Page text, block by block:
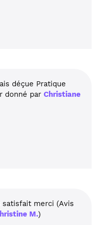
déçue Pratique
donné par Christiane
satisfait merci (Avis
M.)